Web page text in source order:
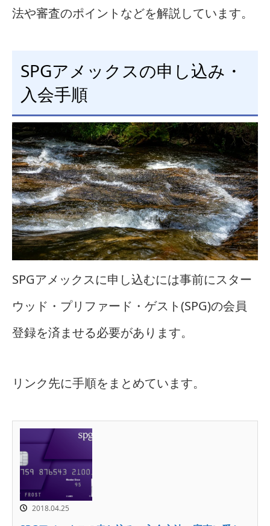
法や審査のポイントなどを解説しています。
SPGアメックスの申し込み・
入会手順
SPGアメックスに申し込むには事前にスター
ウッド・プリファード・ゲスト(SPG)の会員
登録を済ませる必要があります。
リンク先に手順をまとめています。
2018.04.25